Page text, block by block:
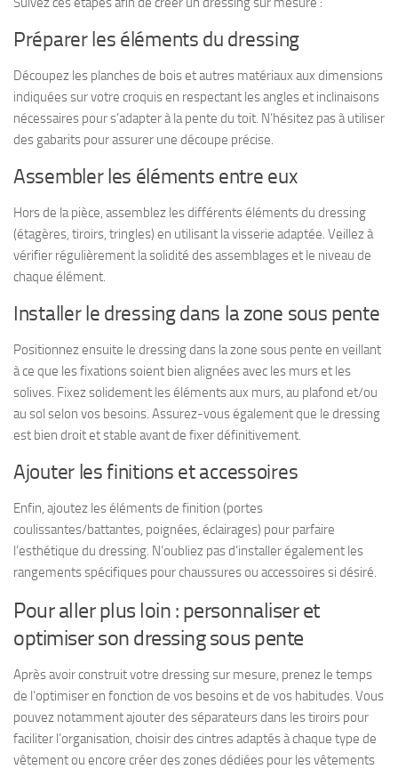
Préparer les éléments du dressing
Découpez les planches de bois et autres matériaux aux dimensions
indiquées sur votre croquis en respectant les angles et inclinaisons
nécessaires pour s’adapter à la pente du toit. N’hésitez pas à utiliser
des gabarits pour assurer une découpe précise.
Assembler les éléments entre eux
Hors de la pièce, assemblez les différents éléments du dressing
(étagères, tiroirs, tringles) en utilisant la visserie adaptée. Veillez à
vérifier régulièrement la solidité des assemblages et le niveau de
chaque élément.
Installer le dressing dans la zone sous pente
Positionnez ensuite le dressing dans la zone sous pente en veillant
à ce que les fixations soient bien alignées avec les murs et les
solives. Fixez solidement les éléments aux murs, au plafond et/ou
au sol selon vos besoins. Assurez-vous également que le dressing
est bien droit et stable avant de fixer définitivement.
Ajouter les finitions et accessoires
Enfin, ajoutez les éléments de finition (portes
coulissantes/battantes, poignées, éclairages) pour parfaire
l’esthétique du dressing. N’oubliez pas d’installer également les
rangements spécifiques pour chaussures ou accessoires si désiré.
Pour aller plus loin : personnaliser et
optimiser son dressing sous pente
Après avoir construit votre dressing sur mesure, prenez le temps
de l’optimiser en fonction de vos besoins et de vos habitudes. Vous
pouvez notamment ajouter des séparateurs dans les tiroirs pour
faciliter l’organisation, choisir des cintres adaptés à chaque type de
vêtement ou encore créer des zones dédiées pour les vêtements